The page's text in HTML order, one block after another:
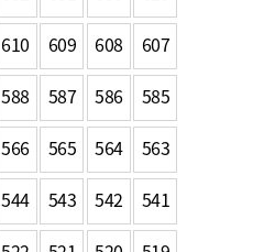
610 609 608
607
588 587 586
585
566 565 564
563
544 543 542
541